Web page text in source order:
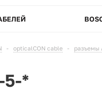
- opticalCON cable - разъемы
5-*